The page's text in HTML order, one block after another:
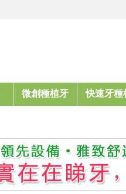
微創種植牙 快速牙種